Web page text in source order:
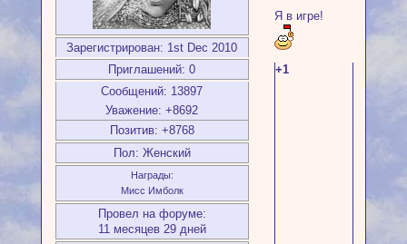
Зарегистрирован: 1st Dec 2010
Приглашений: 0
Сообщений: 13897
Уважение: +8692
Позитив: +8768
Пол: Женский
Награды:
Мисс Имболк
Провел на форуме:
11 месяцев 29 дней
Я в игре!
+1